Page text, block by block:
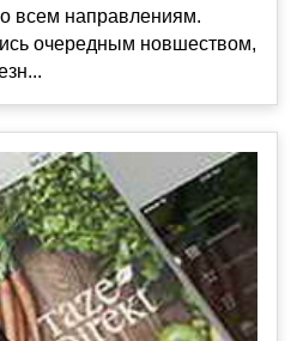
всем направлениям.
очередным новшеством,